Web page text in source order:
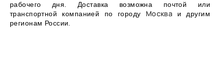
рабочего дня. Доставка возможна почтой или
транспортной компанией по городу Москва
и другим
регионам России.